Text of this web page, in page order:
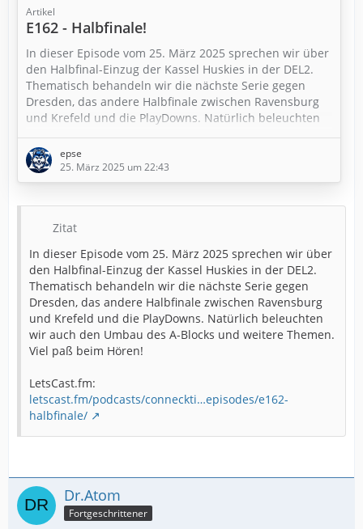
Artikel
E162 - Halbfinale!
In dieser Episode vom 25. März 2025 sprechen wir über
den Halbfinal-Einzug der Kassel Huskies in der DEL2.
Thematisch behandeln wir die nächste Serie gegen
Dresden, das andere Halbfinale zwischen Ravensburg
und Krefeld und die PlayDowns. Natürlich beleuchten
wir auch den Umbau des A-Blocks und weitere Themen.
Viel paß beim Hören!
LetsCast.fm:
epse
25. März 2025 um 22:43
Zitat
In dieser Episode vom 25. März 2025 sprechen wir über
den Halbfinal-Einzug der Kassel Huskies in der DEL2.
Thematisch behandeln wir die nächste Serie gegen
Dresden, das andere Halbfinale zwischen Ravensburg
und Krefeld und die PlayDowns. Natürlich beleuchten
wir auch den Umbau des A-Blocks und weitere Themen.
Viel paß beim Hören!
LetsCast.fm:
letscast.fm/podcasts/conneckti…episodes/e162-
halbfinale/
Dr.Atom
Fortgeschrittener